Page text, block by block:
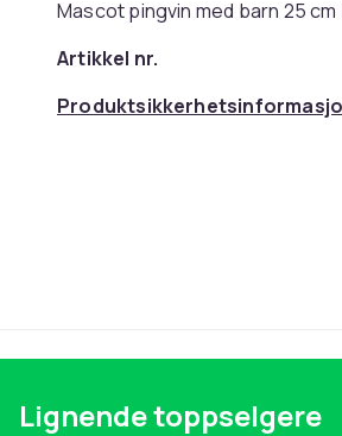
Mascot pingvin med barn 25 cm
Artikkel nr.
Lignende toppselgere